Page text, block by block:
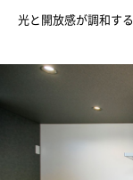
光と開放感が調和す